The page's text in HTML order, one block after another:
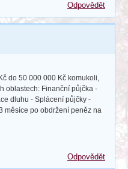
Odpovědět
do 50 000 000 Kč komukoli,
oblastech: Finanční půjčka -
dluhu - Splácení půjčky -
měsíce po obdržení peněz na
Odpovědět